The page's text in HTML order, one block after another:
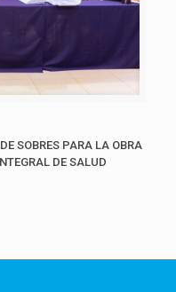
SOBRES PARA LA OBRA
DE SALUD